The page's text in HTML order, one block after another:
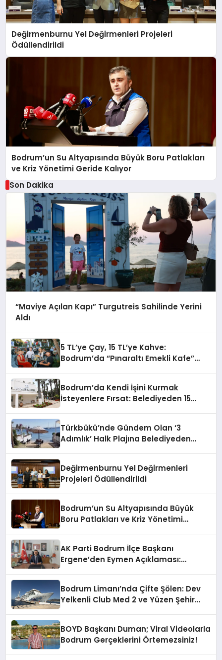
Değirmenburnu Yel Değirmenleri Projeleri
Ödüllendirildi
Bodrum’un Su Altyapısında Büyük Boru Patlakları
ve Kriz Yönetimi Geride Kalıyor
Son Dakika
“Maviye Açılan Kapı” Turgutreis Sahilinde Yerini
Aldı
5 TL’ye Çay, 15 TL’ye Kahve:
Bodrum’da “Pınaraltı Emekli Kafe”
Bodrum’da Kendi İşini Kurmak
İsteyenlere Fırsat: Belediyeden 15
Türkbükü’nde Gündem Olan ‘3
Adımlık’ Halk Plajına Belediyeden
Değirmenburnu Yel Değirmenleri
Projeleri Ödüllendirildi
Bodrum’un Su Altyapısında Büyük
Boru Patlakları ve Kriz Yönetimi
AK Parti Bodrum İlçe Başkanı
Ergene’den Eymen Açıklaması:
Bodrum Limanı’nda Çifte Şölen: Dev
Yelkenli Club Med 2 ve Yüzen Şehir
BOYD Başkanı Duman; Viral Videolarla
Bodrum Gerçeklerini Örtemezsiniz!